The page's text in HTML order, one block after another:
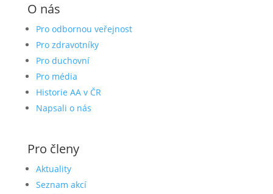
O nás
Pro odbornou veřejnost
Pro zdravotníky
Pro duchovní
Pro média
Historie AA v ČR
Napsali o nás
Pro členy
Aktuality
Seznam akcí